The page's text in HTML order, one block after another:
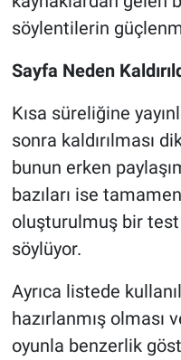
söylentilerin
Sayfa Neden
Kısa süreliğine
sonra kaldırılması
bunun erken
bazıları ise
oluşturulmuş bir
söylüyor.
Ayrıca listede
hazırlanmış olması
oyunla benzerlik